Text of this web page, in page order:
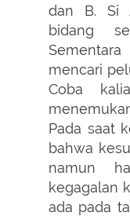
dan B. Si
bidang
mencari
Coba
Pada saat
bahwa
namun
kegagalan
ada pada